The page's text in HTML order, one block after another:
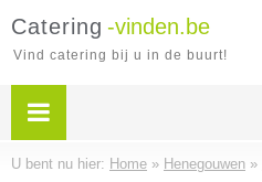
Catering -vinden.be
Vind catering bij u in de buurt!
U bent nu hier: Home » Henegouwen »